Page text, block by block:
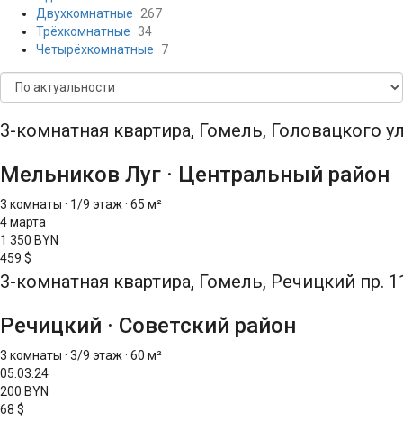
Двухкомнатные
267
Трёхкомнатные
34
Четырёхкомнатные
7
3-комнатная квартира, Гомель, Головацкого
Мельников Луг · Центральный район
3 комнаты · 1/9 этаж · 65 м²
4 марта
1 350 BYN
459 $
3-комнатная квартира, Гомель, Речицкий пр.
Речицкий · Советский район
3 комнаты · 3/9 этаж · 60 м²
05.03.24
200 BYN
68 $